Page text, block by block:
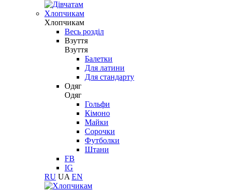
Хлопчикам
Хлопчикам
Весь розділ
Взуття
Взуття
Балетки
Для латини
Для стандарту
Одяг
Одяг
Гольфи
Кімоно
Майки
Сорочки
Футболки
Штани
FB
IG
RU UA EN